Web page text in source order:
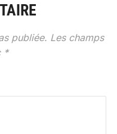
publiée. Les champs
*